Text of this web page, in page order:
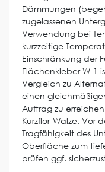
Dämmungen
zugelassenen
Verwendung bei
kurzzeitige
Einschränkung der
Flächenkleber W-1
Vergleich zu
einen
Auftrag zu
Kurzflor-Walze. Vor
Tragfähigkeit des
Oberfläche zum
prüfen ggf.